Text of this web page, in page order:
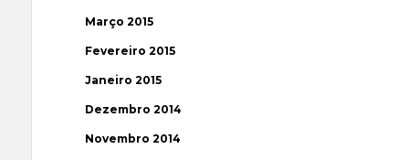
Março 2015
Fevereiro 2015
Janeiro 2015
Dezembro 2014
Novembro 2014